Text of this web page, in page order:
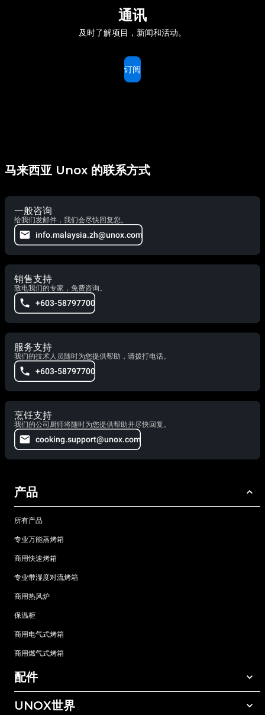
通讯
及时了解项目，新闻和活动。
订阅
马来西亚 Unox 的联系方式
一般咨询
给我们发邮件，我们会尽快回复您。
info.malaysia.zh@unox.com
销售支持
致电我们的专家，免费咨询。
+603-58797700
服务支持
我们的技术人员随时为您提供帮助，请拨打电话。
+603-58797700
烹饪支持
我们的公司厨师将随时为您提供帮助并尽快回复。
cooking.support@unox.com
产品
所有产品
专业万能蒸烤箱
商用快速烤箱
专业带湿度对流烤箱
商用热风炉
保温柜
商用电气式烤箱
商用燃气式烤箱
配件
所有配件
UNOX世界